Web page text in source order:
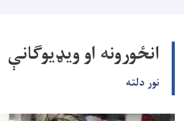
انځورونه او ویډیوګانې
نور دلته